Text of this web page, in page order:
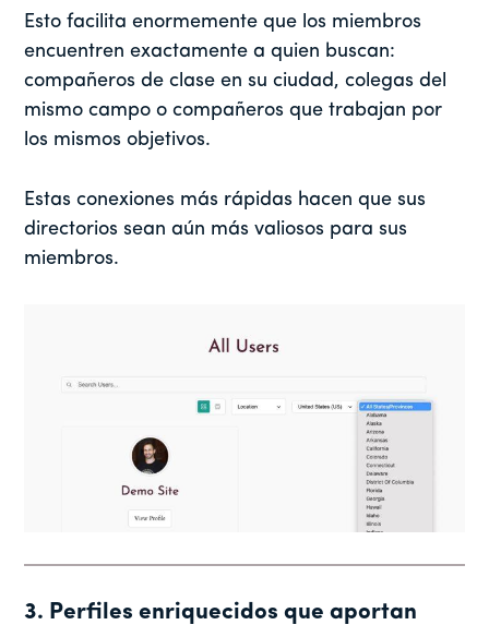
Esto facilita enormemente que los miembros
encuentren exactamente a quien buscan:
compañeros de clase en su ciudad, colegas del
mismo campo o compañeros que trabajan por
los mismos objetivos.
Estas conexiones más rápidas hacen que sus
directorios sean aún más valiosos para sus
miembros.
3. Perfiles enriquecidos que aportan